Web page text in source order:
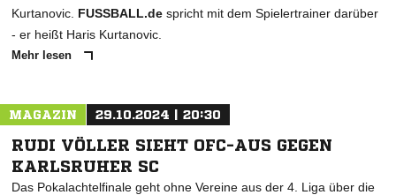
Kurtanovic. FUSSBALL.de spricht mit dem Spielertrainer darüber
- er heißt Haris Kurtanovic.
Mehr lesen
MAGAZIN 29.10.2024 | 20:30
RUDI VÖLLER SIEHT OFC-AUS GEGEN
KARLSRUHER SC
Das Pokalachtelfinale geht ohne Vereine aus der 4. Liga über die